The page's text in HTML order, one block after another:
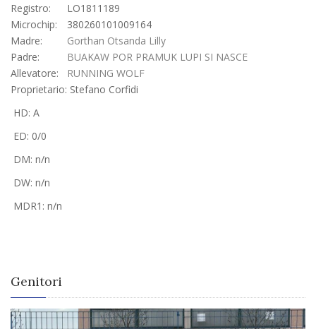
Registro:
LO1811189
Microchip:
380260101009164
Madre:
Gorthan Otsanda Lilly
Padre:
BUAKAW POR PRAMUK LUPI SI NASCE
Allevatore:
RUNNING WOLF
Proprietario: Stefano Corfidi
HD: A
ED: 0/0
DM: n/n
DW: n/n
MDR1: n/n
Genitori